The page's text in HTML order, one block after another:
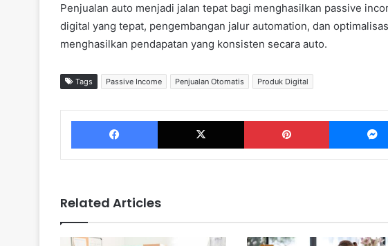
Penjualan auto menjadi jalan tepat bagi menghasilkan passive
digital yang tepat, pengembangan jalur automation, dan
menghasilkan pendapatan yang konsisten secara auto.
Tags Passive Income Penjualan Otomatis Produk Digital
Facebook X Pinterest
Related Articles